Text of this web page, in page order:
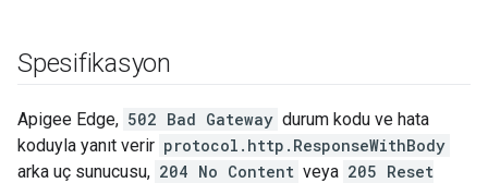
Spesifikasyon
Apigee Edge, 502 Bad Gateway durum kodu ve hata
koduyla yanıt verir protocol.http.ResponseWithBody
arka uç sunucusu, 204 No Content veya 205 Reset